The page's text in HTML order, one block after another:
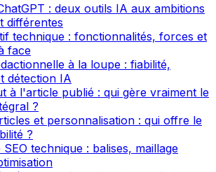
: deux outils IA aux ambitions
différentes
technique : fonctionnalités, forces et
face
à la loupe : fiabilité,
détection IA
à l'article publié : qui gère vraiment le
?
et personnalisation : qui offre le
?
technique : balises, maillage